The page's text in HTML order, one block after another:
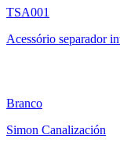
TSA001
Acessório separador
Branco
Simon Canalización